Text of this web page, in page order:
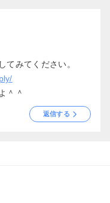
てみてください。
＾＾
返信する